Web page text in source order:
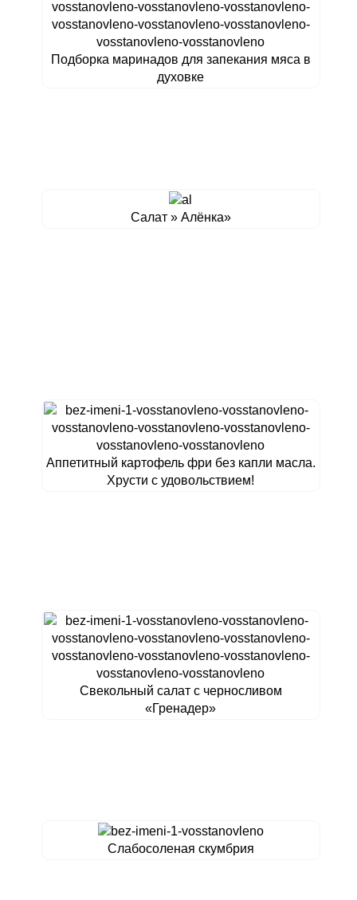
Подборка маринадов для запекания мяса в
духовке
Салат » Алёнка»
Аппетитный картофель фри без капли масла.
Хрусти с удовольствием!
Свекольный салат с черносливом
«Гренадер»
Слабосоленая скумбрия